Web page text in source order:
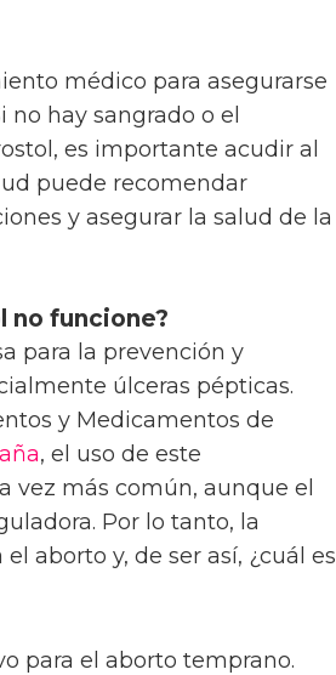
médico para asegurarse
no hay sangrado o el
es importante acudir al
puede recomendar
y asegurar la salud de la
no funcione?
para la prevención y
úlceras pépticas.
y Medicamentos de
, el uso de este
vez más común, aunque el
Por lo tanto, la
aborto y, de ser así, ¿cuál es
para el aborto temprano.